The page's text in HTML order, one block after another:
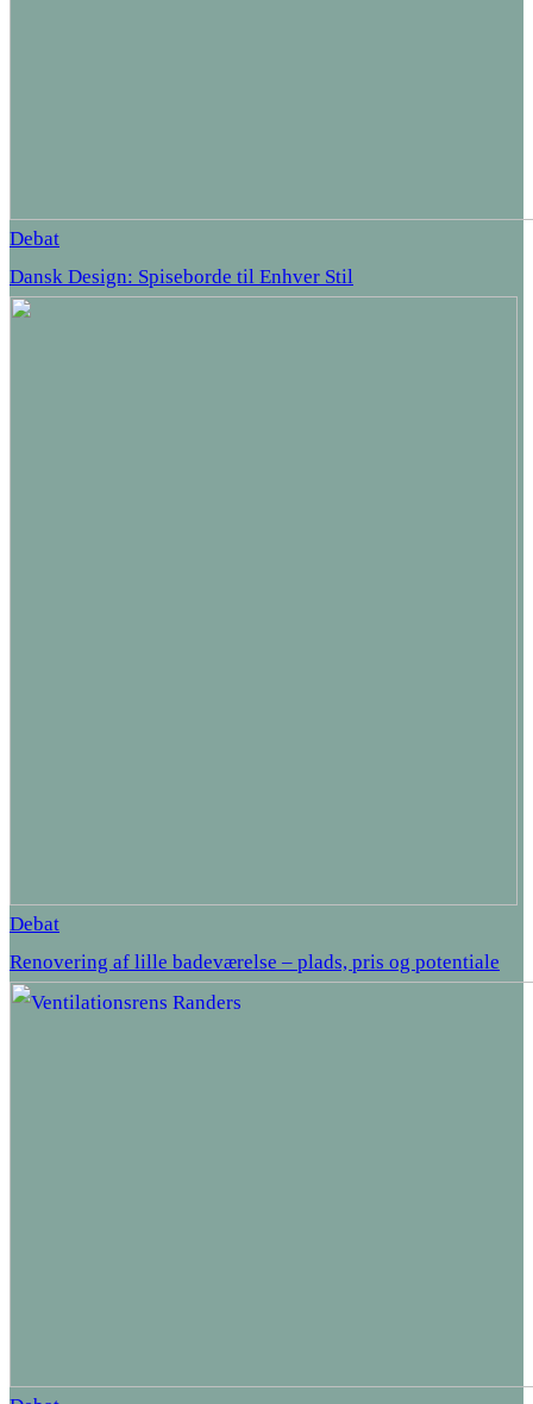
Debat
Dansk Design: Spiseborde til Enhver Stil
Debat
Renovering af lille badeværelse – plads, pris og potentiale